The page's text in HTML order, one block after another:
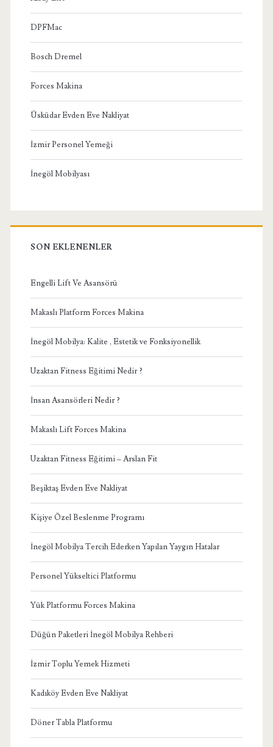
DPFMac
Bosch Dremel
Forces Makina
Üsküdar Evden Eve Nakliyat
İzmir Personel Yemeği
İnegöl Mobilyası
SON EKLENENLER
Engelli Lift Ve Asansörü
Makaslı Platform Forces Makina
İnegöl Mobilya: Kalite , Estetik ve Fonksiyonellik
Uzaktan Fitness Eğitimi Nedir ?
İnsan Asansörleri Nedir ?
Makaslı Lift Forces Makina
Uzaktan Fitness Eğitimi – Arslan Fit
Beşiktaş Evden Eve Nakliyat
Kişiye Özel Beslenme Programı
İnegöl Mobilya Tercih Ederken Yapılan Yaygın Hatalar
Personel Yükseltici Platformu
Yük Platformu Forces Makina
Düğün Paketleri İnegöl Mobilya Rehberi
İzmir Toplu Yemek Hizmeti
Kadıköy Evden Eve Nakliyat
Döner Tabla Platformu